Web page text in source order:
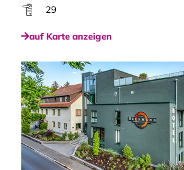
29
auf Karte anzeigen